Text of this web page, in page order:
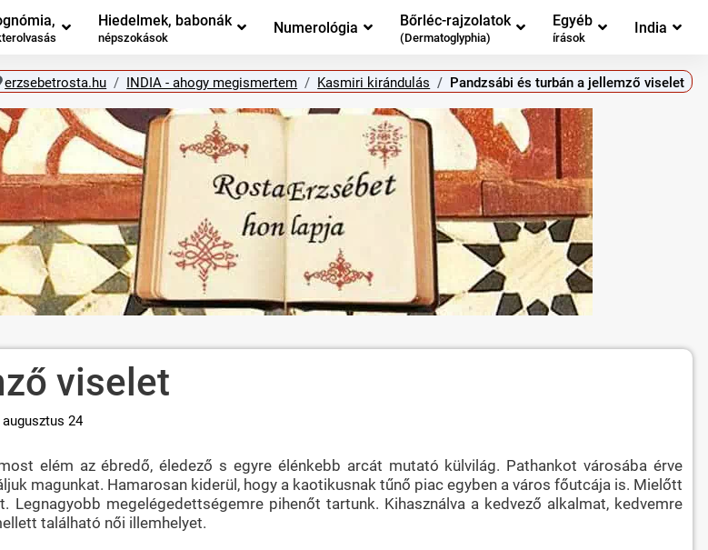
Hiedelmek, babonák
népszokások
Numerológia Bőrléc-rajzolatok
(Dermatoglyphia)
Egyéb
írások
India
erzsebetrosta.hu INDIA - ahogy megismertem Kasmiri kirándulás Pandzsábi és turbán a jellemző viselet
viselet
24
elém az ébredő, éledező s egyre élénkebb arcát mutató külvilág. Pathankot városába érve
magunkat. Hamarosan kiderül, hogy a kaotikusnak tűnő piac egyben a város főutcája is. Mielőtt
megelégedettségemre pihenőt tartunk. Kihasználva a kedvező alkalmat, kedvemre
található női illemhelyet.